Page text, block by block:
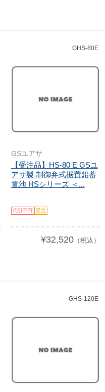
GHS-80E
GSユアサ
【受注品】HS-80 E GSユ
アサ製 制御弁式据置鉛蓄
電池 HSシリーズ ＜...
代引不可 受注
¥32,520 （税込）
GHS-120E